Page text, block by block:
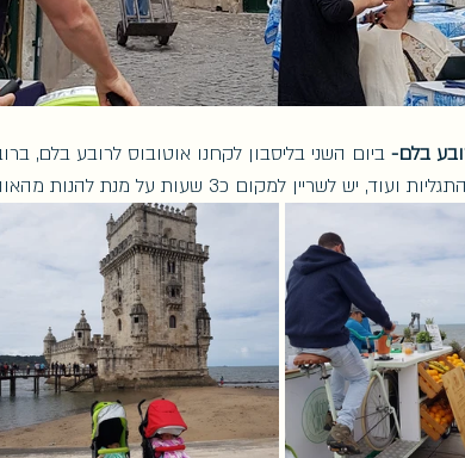
בלם- ביום השני בליסבון לקחנו אוטובוס לרובע בלם,
לשריין למקום כ3 שעות על מנת להנות מהאווירה ולסייר בנחת.